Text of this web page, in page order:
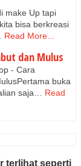
make Up tapi
bisa berkreasi
Read More...
dan Mulus
- Cara
buka
saja…
Read
terlihat seperti